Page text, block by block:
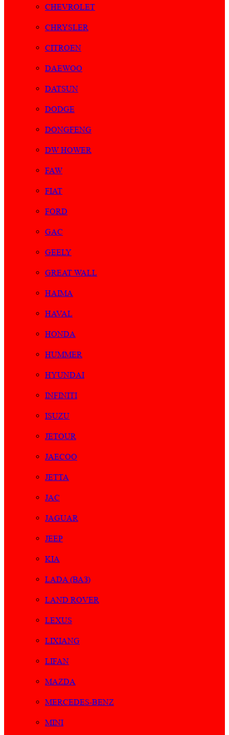
CHEVROLET
CHRYSLER
CITROEN
DAEWOO
DATSUN
DODGE
DONGFENG
DW HOWER
FAW
FIAT
FORD
GAC
GEELY
GREAT WALL
HAIMA
HAVAL
HONDA
HUMMER
HYUNDAI
INFINITI
ISUZU
JETOUR
JAECOO
JETTA
JAC
JAGUAR
JEEP
KIA
LADA (ВАЗ)
LAND ROVER
LEXUS
LIXIANG
LIFAN
MAZDA
MERCEDES-BENZ
MINI